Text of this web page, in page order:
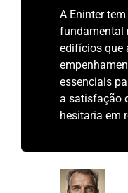
A Eninter
fundamental
edifícios que
essenciais
a satisfação
hesitaria em